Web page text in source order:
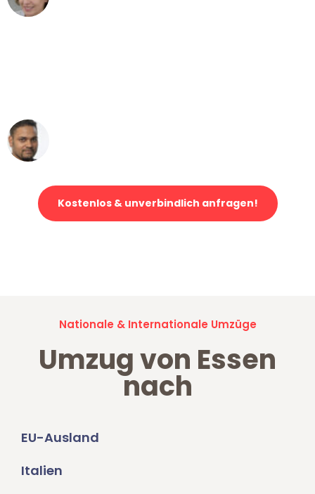
Kostenlos & unverbindlich anfragen!
Nationale & Internationale Umzüge
Umzug von Essen
nach
EU-Ausland
Italien